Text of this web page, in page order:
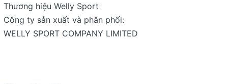
Thương hiệu Welly Sport
Công ty sản xuất và phân phối:
WELLY SPORT COMPANY LIMITED